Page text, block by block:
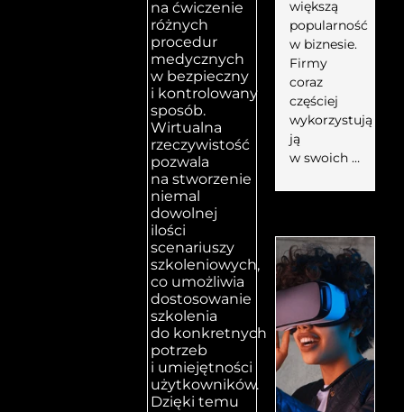
na ćwiczenie
różnych
procedur
medycznych
w bezpieczny
i kontrolowany
sposób.
Wirtualna
rzeczywistość
pozwala
na stworzenie
niemal
dowolnej
ilości
scenariuszy
szkoleniowych,
co umożliwia
dostosowanie
szkolenia
do konkretnych
potrzeb
i umiejętności
użytkowników.
Dzięki temu
większą
popularność
w biznesie.
Firmy
coraz
częściej
wykorzystują
ją
w swoich …